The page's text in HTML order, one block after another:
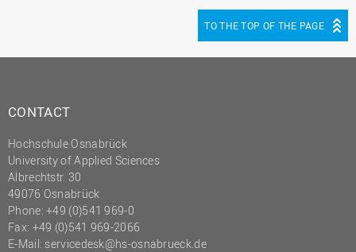
Personalrat
Präsidialbüro
Professional School
Projekte des Präsidiums
Projektmanagement Office
(PMO)
TO THE TOP OF THE PAGE
CONTACT
Hochschule Osnabrück
University of Applied Sciences
Albrechtstr. 30
49076 Osnabrück
Phone: +49 (0)541 969-0
Fax: +49 (0)541 969-2066
E-Mail: servicedesk@hs-osnabrueck.de